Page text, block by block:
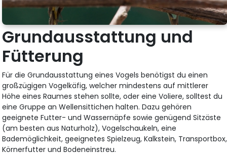
Grundausstattung und
Fütterung
Für die Grundausstattung eines Vogels benötigst du einen
großzügigen Vogelkäfig, welcher mindestens auf mittlerer
Höhe eines Raumes stehen sollte, oder eine Voliere, solltest du
eine Gruppe an Wellensittichen halten. Dazu gehören
geeignete Futter- und Wassernäpfe sowie genügend Sitzäste
(am besten aus Naturholz), Vogelschaukeln, eine
Bademöglichkeit, geeignetes Spielzeug, Kalkstein, Transportbox,
Körnerfutter und Bodeneinstreu.